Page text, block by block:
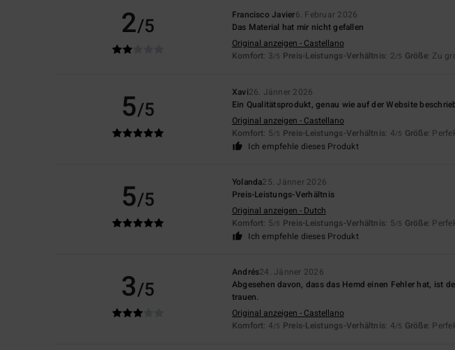
2/5 Francisco Javier6. Februar 2026
Das Material hat mir nicht gefallen
Original anzeigen - Castellano
Komfort: 3/5 Preis-Leistungs-Verhältnis: 2/5 Größe: Zu
5/5
Xavi26. Jänner 2026
Ein Qualitätsprodukt, genau wie auf der Website
Original anzeigen - Castellano
Komfort: 5/5 Preis-Leistungs-Verhältnis: 4/5 Größe:
Ich empfehle dieses Produkt
5/5
Yolanda25. Jänner 2026
Preis-Leistungs-Verhältnis
Original anzeigen - Dutch
Komfort: 5/5 Preis-Leistungs-Verhältnis: 5/5 Größe:
Ich empfehle dieses Produkt
3/5
Andrés24. Jänner 2026
Abgesehen davon, dass das Hemd einen Fehler hat, ist
trauen.
Original anzeigen - Castellano
Komfort: 4/5 Preis-Leistungs-Verhältnis: 4/5 Größe: